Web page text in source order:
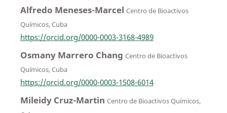
Alfredo Meneses-Marcel Centro de Bioactivos
Químicos, Cuba
https://orcid.org/0000-0003-3168-4989
Osmany Marrero Chang Centro de Bioactivos
Químicos, Cuba
https://orcid.org/0000-0003-1508-6014
Mileidy Cruz-Martin Centro de Bioactivos Químicos,